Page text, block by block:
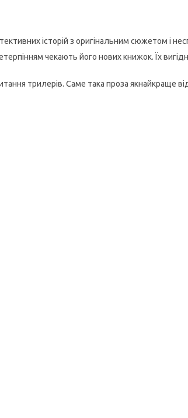
історій з оригінальним сюжетом і
чекають його нових книжок. Їх
трилерів. Саме така проза якнайкраще